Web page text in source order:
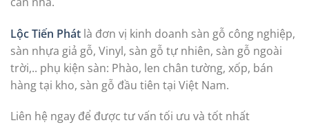
Lộc Tiến Phát là đơn vị kinh doanh sàn gỗ công nghiệp,
sàn nhựa giả gỗ, Vinyl, sàn gỗ tự nhiên, sàn gỗ ngoài
trời,.. phụ kiện sàn: Phào, len chân tường, xốp, bán
hàng tại kho, sàn gỗ đầu tiên tại Việt Nam.
Liên hệ ngay để được tư vấn tối ưu và tốt nhất